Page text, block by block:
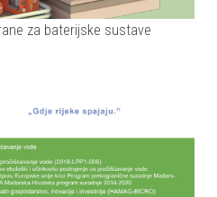
za baterijske sustave